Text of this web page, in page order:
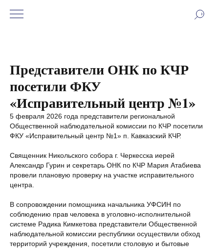
Представители ОНК по КЧР
посетили ФКУ
«Исправительный центр №1»
5 февраля 2026 года представители региональной
Общественной наблюдательной комиссии по КЧР посетили
ФКУ «Исправительный центр №1» п. Кавказский КЧР.
Священник Никольского собора г. Черкесска иерей
Александр Гурин и секретарь ОНК по КЧР Мария Атабиева
провели плановую проверку на участке исправительного
центра.
В сопровождении помощника начальника УФСИН по
соблюдению прав человека в уголовно-исполнительной
системе Радика Кимкетова представители Общественной
наблюдательной комиссии республики осуществили обход
территорий учреждения, посетили столовую и бытовые